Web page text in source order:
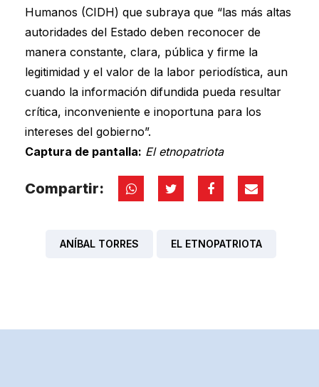
Humanos (CIDH) que subraya que “las más altas
autoridades del Estado deben reconocer de
manera constante, clara, pública y firme la
legitimidad y el valor de la labor periodística, aun
cuando la información difundida pueda resultar
crítica, inconveniente e inoportuna para los
intereses del gobierno”.
Captura de pantalla: El etnopatriota
Compartir:
ANÍBAL TORRES EL ETNOPATRIOTA